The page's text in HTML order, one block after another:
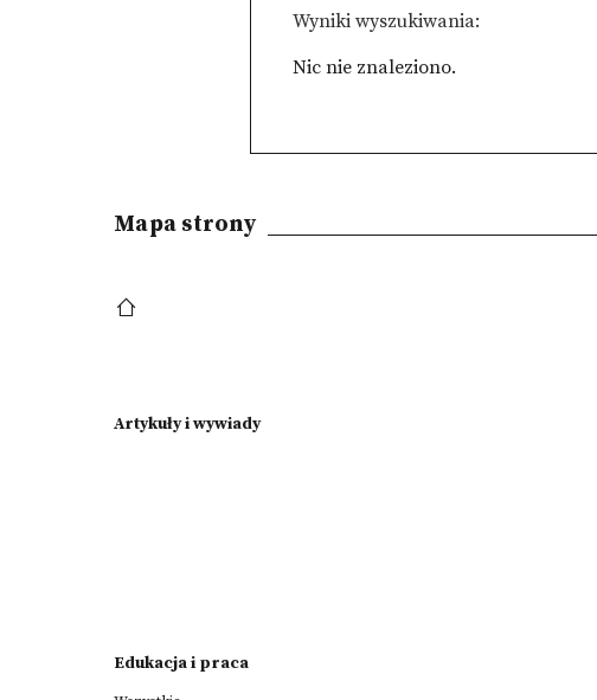
Wyniki wyszukiwania
Nic nie znaleziono.
Mapa strony
Artykuły i wywiady
Edukacja i praca